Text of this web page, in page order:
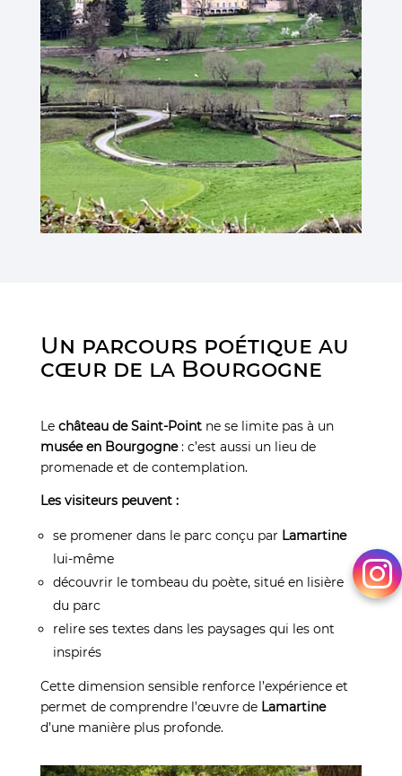
Un parcours poétique au
cœur de la Bourgogne
Le château de Saint-Pointne se limite pas à un
musée en Bourgogne: c’est aussi un lieu de
promenade et de contemplation.
Les visiteurs peuvent :
se promener dans le parc conçu par Lamartine
lui-même
découvrir le tombeau du poète, situé en lisière
du parc
relire ses textes dans les paysages qui les ont
inspirés
Cette dimension sensible renforce l’expérience et
permet de comprendre l’œuvre de Lamartine
d’une manière plus profonde.